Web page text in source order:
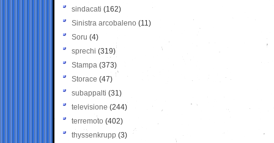
sindacati (162)
Sinistra arcobaleno (11)
Soru (4)
sprechi (319)
Stampa (373)
Storace (47)
subappalti (31)
televisione(244)
terremoto (402)
thyssenkrupp (3)